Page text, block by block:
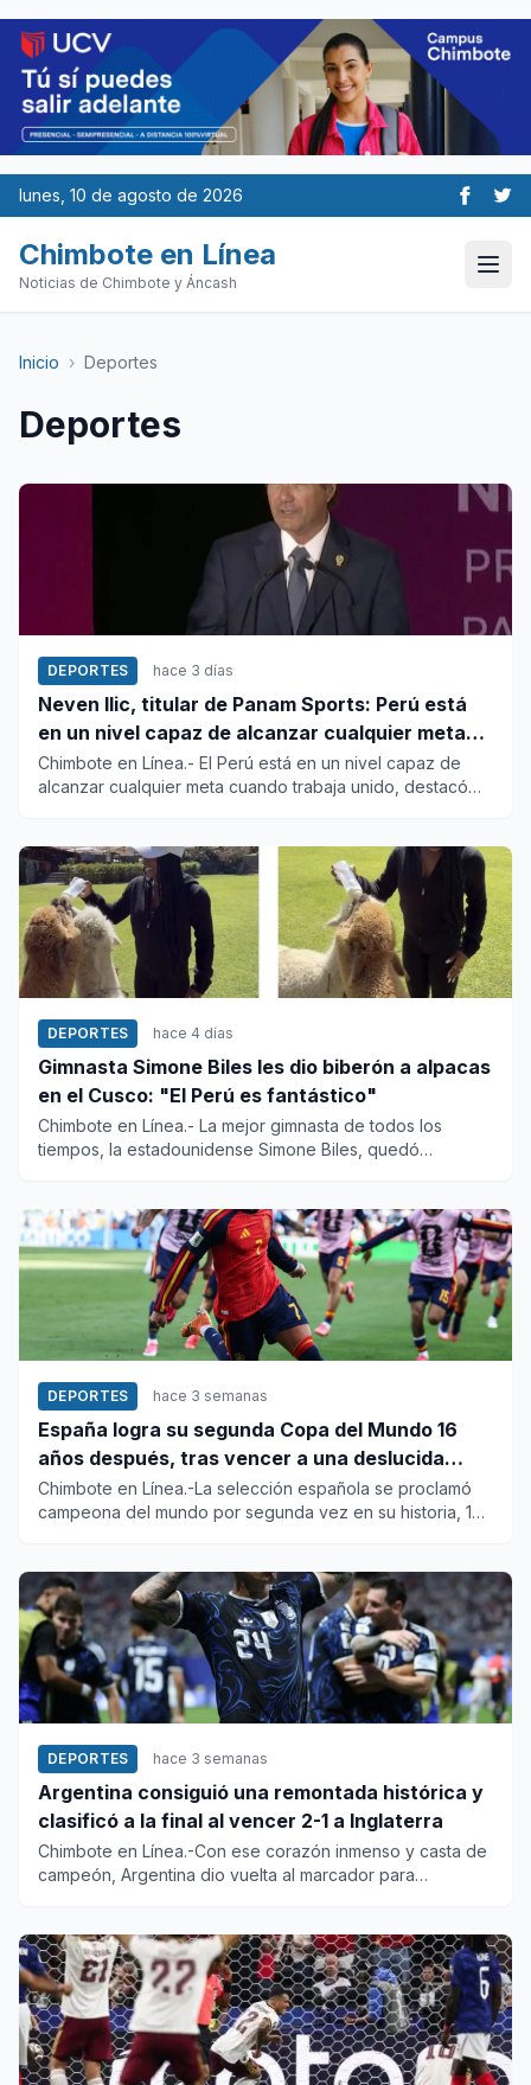
lunes, 10 de agosto de 2026
Chimbote en Línea
Noticias de Chimbote y Áncash
Inicio › Deportes
Deportes
DEPORTES hace 3 días
Neven Ilic, titular de Panam Sports: Perú está
en un nivel capaz de alcanzar cualquier meta
cuando trabaja unido
Chimbote en Línea.- El Perú está en un nivel capaz de
alcanzar cualquier meta cuando trabaja unido, destacó
DEPORTES hace 4 días
Gimnasta Simone Biles les dio biberón a alpacas
en el Cusco: "El Perú es fantástico"
Chimbote en Línea.- La mejor gimnasta de todos los
tiempos, la estadounidense Simone Biles, quedó
DEPORTES hace 3 semanas
España logra su segunda Copa del Mundo 16
años después, tras vencer a una deslucida
Argentina
Chimbote en Línea.-La selección española se proclamó
campeona del mundo por segunda vez en su historia, 16
DEPORTES hace 3 semanas
Argentina consiguió una remontada histórica y
clasificó a la final al vencer 2-1 a Inglaterra
Chimbote en Línea.-Con ese corazón inmenso y casta de
campeón, Argentina dio vuelta al marcador para